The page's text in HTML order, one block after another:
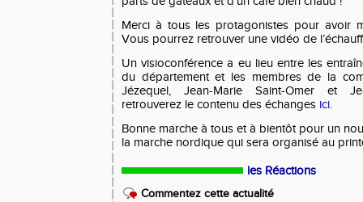
Merci à tous les protagonistes pour avoir
Vous pourrez retrouver une vidéo de
Un visioconférence a eu lieu entre les
du département et les membres de la
Jézequel, Jean-Marie Saint-Omer et
retrouverez le contenu des échanges ici.
Bonne marche à tous et à bientôt pour un
la marche nordique qui sera organisé au
les Réactions
Commentez cette actualité